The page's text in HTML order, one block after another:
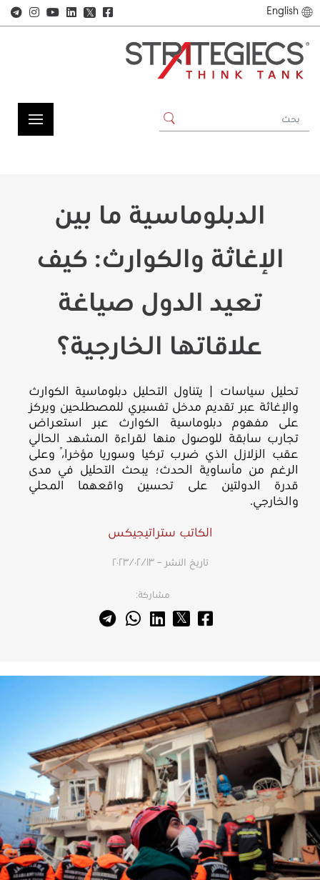
English
𝕏
الدبلوماسية ما بين
الإغاثة والكوارث: كيف
تعيد الدول صياغة
علاقاتها الخارجية؟
تحليل سياسات | يتناول التحليل دبلوماسية الكوارث
والإغاثة عبر تقديم مدخل تفسيري للمصطلحين ويركز
على مفهوم دبلوماسية الكوارث عبر استعراض
تجارب سابقة للوصول منها لقراءة المشهد الحالي
عقب الزلازل الذي ضرب تركيا وسوريا مؤخراً، وعلى
الرغم من مأساوية الحدث؛ يبحث التحليل في مدى
قدرة الدولتين على تحسين واقعهما المحلي
والخارجي.
الكاتب ستراتيجيكس
تاريخ النشر – ١٣‏/٠٢‏/٢٠٢٣
مشاركة: